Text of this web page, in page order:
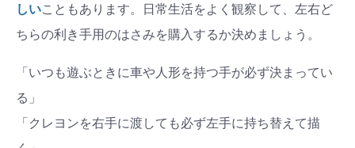
しいこともあります。日常生活をよく観察して、左右ど
ちらの利き手用のはさみを購入するか決めましょう。
「いつも遊ぶときに車や人形を持つ手が必ず決まってい
る」
「クレヨンを右手に渡しても必ず左手に持ち替えて描